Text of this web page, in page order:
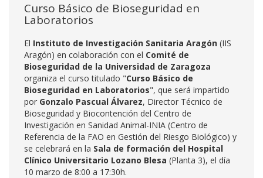
Curso Básico de Bioseguridad en
Laboratorios
El Instituto de Investigación Sanitaria Aragón (IIS
Aragón) en colaboración con el Comité de
Bioseguridad de la Universidad de Zaragoza
organiza el curso titulado "Curso Básico de
Bioseguridad en Laboratorios", que será impartido
por Gonzalo Pascual Álvarez, Director Técnico de
Bioseguridad y Biocontención del Centro de
Investigación en Sanidad Animal-INIA (Centro de
Referencia de la FAO en Gestión del Riesgo Biológico) y
se celebrará en la Sala de formación del Hospital
Clínico Universitario Lozano Blesa (Planta 3), el día
10 marzo de 8:00 a 17:30h.